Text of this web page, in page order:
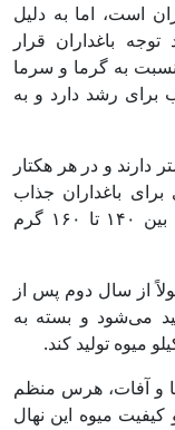
است، اما به دلیل
باغداران قرار
به گرما و سرما
برای رشد دارد و به
شلیل شمس ارتفاعی حدود ۴ تا ۶ متر دارند و در هر هکتار
باغداران جذاب
است. محصولات این درختان معمولاً وزنی بین ۱۴۰ تا ۱۶۰ گرم
از سال دوم پس از
می‌شود و بسته به
و آفات، هرس منظم
میوه این نهال